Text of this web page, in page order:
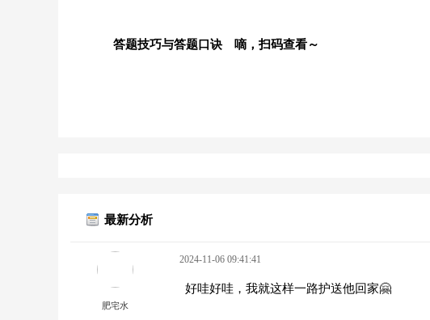
答题技巧与答题口诀 嘀，扫码查看～
最新分析
肥宅水
2024-11-06 09:41:41
好哇好哇，我就这样一路护送他回家🤗